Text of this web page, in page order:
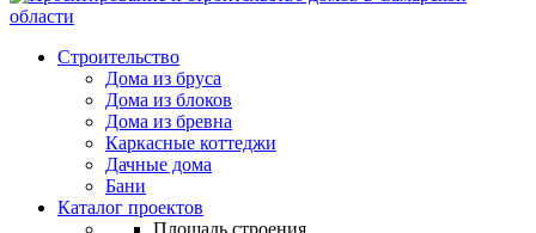
Строительство
Дома из бруса
Дома из блоков
Дома из бревна
Каркасные коттеджи
Дачные дома
Бани
Каталог проектов